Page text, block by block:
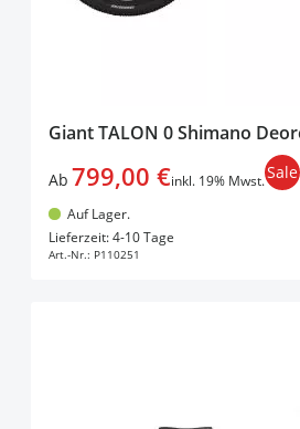
Giant TALON 0 Shimano
Ab 799,00 €inkl. 19% Mwst.Sale
Auf Lager.
Lieferzeit: 4-10 Tage
Art.-Nr.: P110251